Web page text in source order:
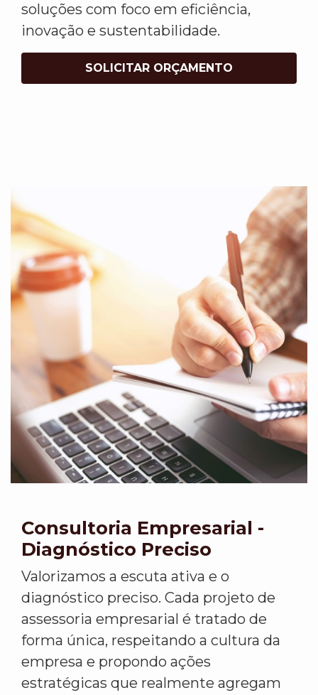
soluções com foco em eficiência,
inovação e sustentabilidade.
SOLICITAR ORÇAMENTO
Consultoria Empresarial -
Diagnóstico Preciso
Valorizamos a escuta ativa e o
diagnóstico preciso. Cada projeto de
assessoria empresarial é tratado de
forma única, respeitando a cultura da
empresa e propondo ações
estratégicas que realmente agregam